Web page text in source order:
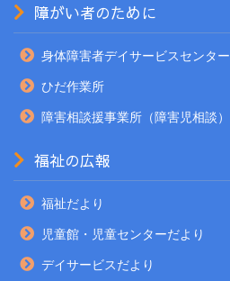
障がい者のために
身体障害者デイサービスセンター
ひだ作業所
障害相談援事業所（障害児相談）
福祉の広報
福祉だより
児童館・児童センターだより
デイサービスだより